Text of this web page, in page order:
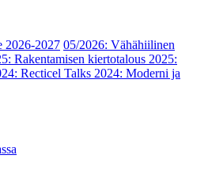
2026-2027 05/2026: Vähähiilinen
Rakentamisen kiertotalous 2025:
Recticel Talks 2024: Moderni ja